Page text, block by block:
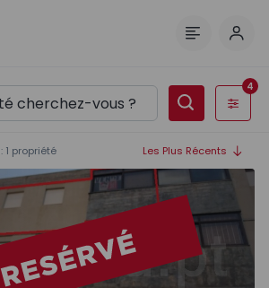
Filtres
4
: 1 propriété Les Plus Récents
- 1131147 - 15